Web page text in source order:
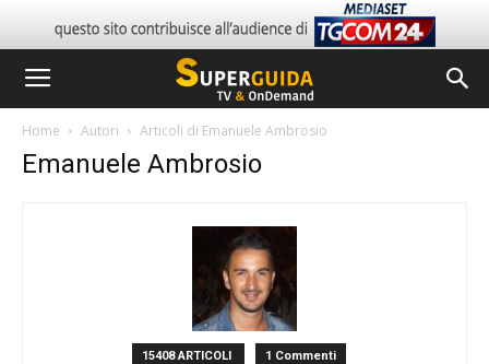
Home Autori Articoli di Emanuele Ambrosio
Emanuele Ambrosio
15408 ARTICOLI 1 Commenti